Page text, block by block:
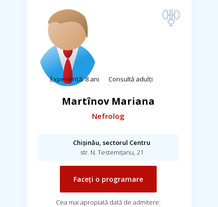
Experiență: 8 ani Consultă adulți
Martînov Mariana
Nefrolog
Chișinău, sectorul Centru
str. N. Testemițanu, 21
Faceți o programare
Cea mai apropiată dată de admitere: